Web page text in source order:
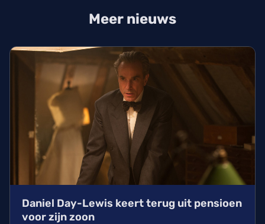
Meer nieuws
Daniel Day-Lewis keert terug uit pensioen
voor zijn zoon